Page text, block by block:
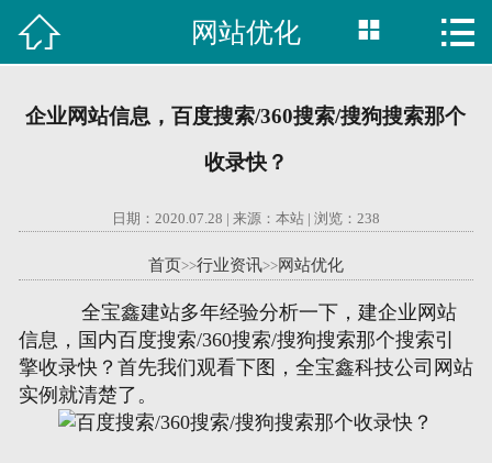
 首页
行业资讯
关于我们
联系我们
51La
 网站优化  
企业网站信息，百度搜索/360搜索/搜狗搜索那个
收录快？
日期：2020.07.28 | 来源：本站 | 浏览： 238
首页>>行业资讯>>网站优化
全宝鑫建站多年经验分析一下，建企业网站
信息，国内百度搜索/360搜索/搜狗搜索那个搜索引
擎收录快？首先我们观看下图，全宝鑫科技公司网站
实例就清楚了。